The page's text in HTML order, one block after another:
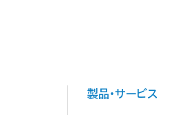
製品・サービス